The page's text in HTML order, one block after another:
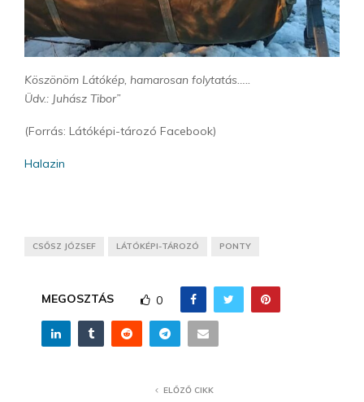
Köszönöm Látókép, hamarosan folytatás…..
Üdv.: Juhász Tibor”
(Forrás: Látóképi-tározó Facebook)
Halazin
CSŐSZ JÓZSEF LÁTÓKÉPI-TÁROZÓ PONTY
MEGOSZTÁS 0
ELŐZŐ CIKK